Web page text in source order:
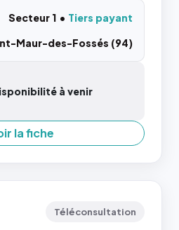
Secteur 1
Tiers payant
Maur-des-Fossés (94)
à venir
la fiche
Téléconsultation